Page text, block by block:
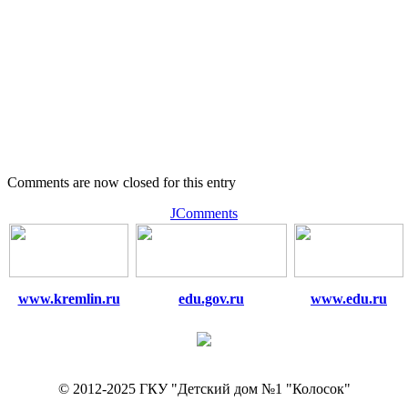
Comments are now closed for this entry
JComments
www.kremlin.ru edu.gov.ru www.edu.ru
© 2012-2025 ГКУ "Детский дом №1 "Колосок"